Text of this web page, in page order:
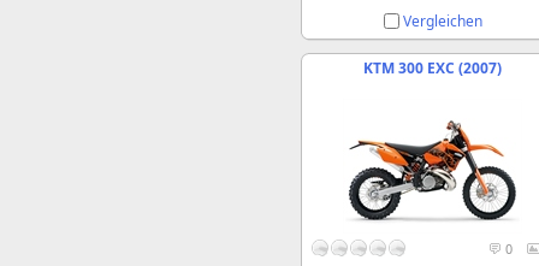
Vergleichen
KTM 300 EXC (2007)
0